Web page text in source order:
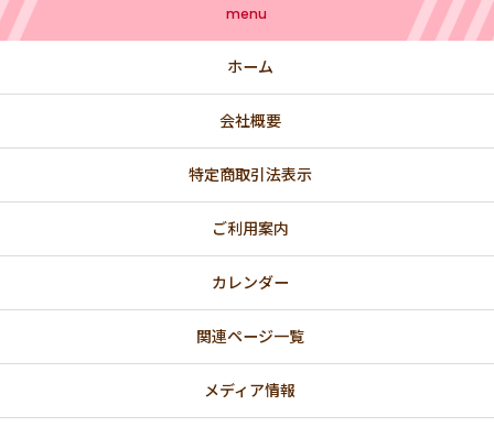
💛 YELLOW
💗 バレンタインデー・ホワイトデー特集
【法人向け】国際女性デー（3/8）にオススメ
menu
ホーム
会社概要
特定商取引法表示
ご利用案内
カレンダー
関連ページ一覧
メディア情報